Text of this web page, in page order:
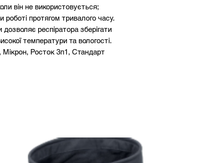
він не використовується;
протягом тривалого часу.
респіратора зберігати
температури та вологості.
Росток 3п1, Стандарт